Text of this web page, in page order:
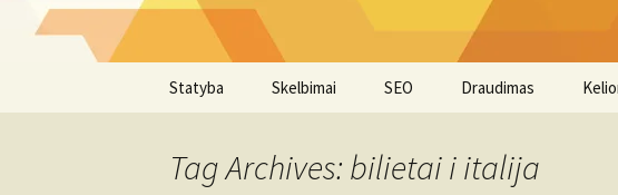
Statyba Skelbimai SEO Draudimas
Tag Archives: bilietai i italija